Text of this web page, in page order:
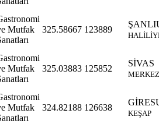
Mutfak
325.58667 123889
Mutfak
325.03883 125852
SİVAS
MERKEZ
Mutfak
324.82188 126638
KEŞAP